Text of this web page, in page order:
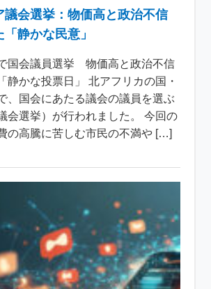
議会選挙：物価高と政治不信
静かな民意」
国会議員選挙 物価高と政治不信
静かな投票日」 北アフリカの国・
、国会にあたる議会の議員を選ぶ
会選挙）が行われました。 今回の
の高騰に苦しむ市民の不満や […]